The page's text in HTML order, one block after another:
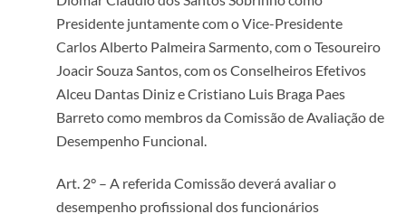
Presidente juntamente com o Vice-Presidente
Carlos Alberto Palmeira Sarmento, com o Tesoureiro
Joacir Souza Santos, com os Conselheiros Efetivos
Alceu Dantas Diniz e Cristiano Luis Braga Paes
Barreto como membros da Comissão de Avaliação de
Desempenho Funcional.
Art. 2° – A referida Comissão deverá avaliar o
desempenho profissional dos funcionários